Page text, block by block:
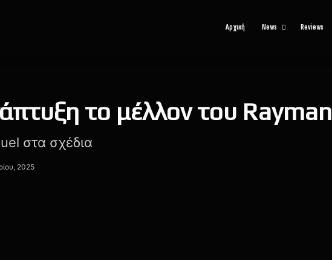
Αρχική News Reviews
το μέλλον του Rayman
στα σχέδια
2025